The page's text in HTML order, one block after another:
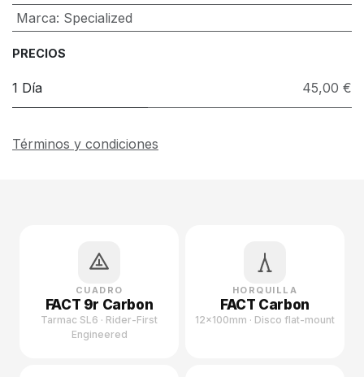
Marca: Specialized
PRECIOS
1 Día 45,00 €
Términos y condiciones
CUADRO
FACT 9r Carbon
Tarmac SL6 · Rider-First
Engineered
HORQUILLA
FACT Carbon
12x100mm · Disco flat-mount